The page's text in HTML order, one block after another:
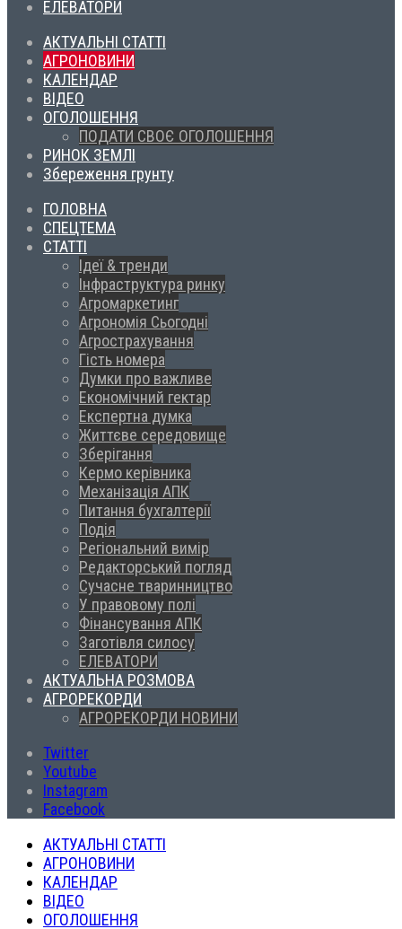
ЕЛЕВАТОРИ
АКТУАЛЬНІ СТАТТІ
АГРОНОВИНИ
КАЛЕНДАР
ВІДЕО
ОГОЛОШЕННЯ
ПОДАТИ СВОЄ ОГОЛОШЕННЯ
РИНОК ЗЕМЛІ
Збереження грунту
ГОЛОВНА
СПЕЦТЕМА
СТАТТІ
Ідеї & тренди
Інфраструктура ринку
Агромаркетинг
Агрономія Сьогодні
Агрострахування
Гість номера
Думки про важливе
Економічний гектар
Експертна думка
Життєве середовище
Зберігання
Кермо керівника
Механізація АПК
Питання бухгалтерії
Подія
Регіональний вимір
Редакторський погляд
Сучасне тваринництво
У правовому полі
Фінансування АПК
Заготівля силосу
ЕЛЕВАТОРИ
АКТУАЛЬНА РОЗМОВА
АГРОРЕКОРДИ
АГРОРЕКОРДИ НОВИНИ
Twitter
Youtube
Instagram
Facebook
АКТУАЛЬНІ СТАТТІ
АГРОНОВИНИ
КАЛЕНДАР
ВІДЕО
ОГОЛОШЕННЯ